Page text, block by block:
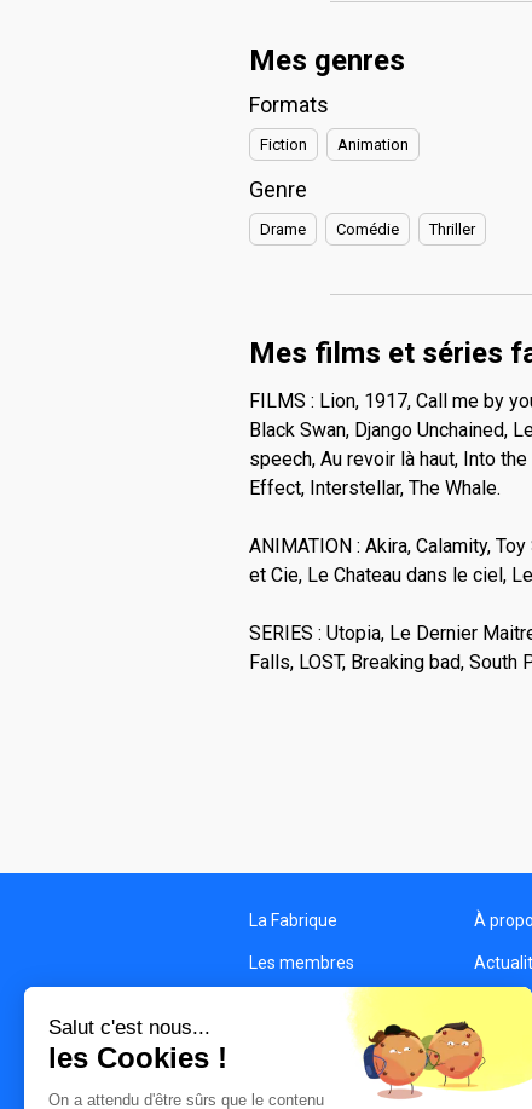
Mes genres
Formats
Fiction Animation
Genre
Drame Comédie Thriller
Mes films et séries
FILMS : Lion, 1917, Call me by
Black Swan, Django Unchained,
speech, Au revoir là haut, Into
Effect, Interstellar, The Whale.
ANIMATION : Akira, Calamity,
et Cie, Le Chateau dans le ciel,
SERIES : Utopia, Le Dernier
Falls, LOST, Breaking bad, South
La Fabrique
Les membres
À
Salut c'est nous...
les Cookies !
On a attendu d'être sûrs que le contenu